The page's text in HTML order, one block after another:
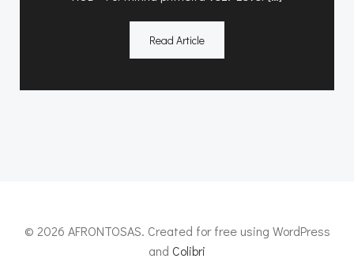
Read Article
© 2026 AFRONTOSAS. Created for free using WordPress
and Colibri